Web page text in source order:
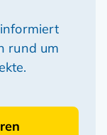
rund um